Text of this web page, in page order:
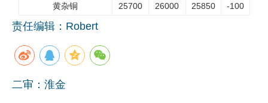
党建工作
企业文化
黄杂铜
25700 26000 25850 -100
责任编辑：Robert
二审：淮金